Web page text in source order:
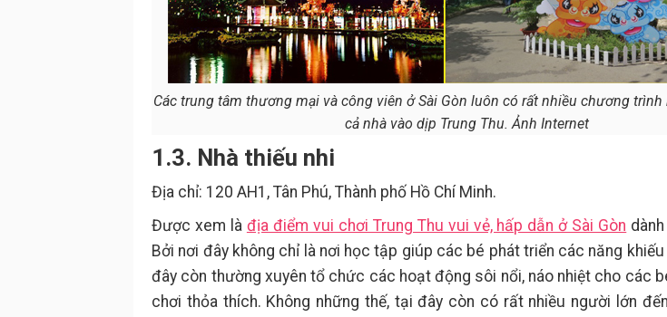
Các trung tâm thương mại và công viên ở Sài Gòn luôn có rất nhiều chương trình
cả nhà vào dịp Trung Thu. Ảnh Internet
1.3. Nhà thiếu nhi
Địa chỉ: 120 AH1, Tân Phú, Thành phố Hồ Chí Minh.
Được xem là địa điểm vui chơi Trung Thu vui vẻ, hấp dẫn ở Sài Gòn
Bởi nơi đây không chỉ là nơi học tập giúp các bé phát triển các năng
đây còn thường xuyên tổ chức các hoạt động sôi nổi, náo nhiệt cho các
chơi thỏa thích. Không những thế, tại đây còn có rất nhiều người lớn